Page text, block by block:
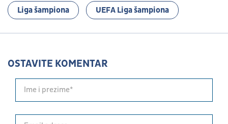
Liga šampiona UEFA Liga šampiona
OSTAVITE KOMENTAR